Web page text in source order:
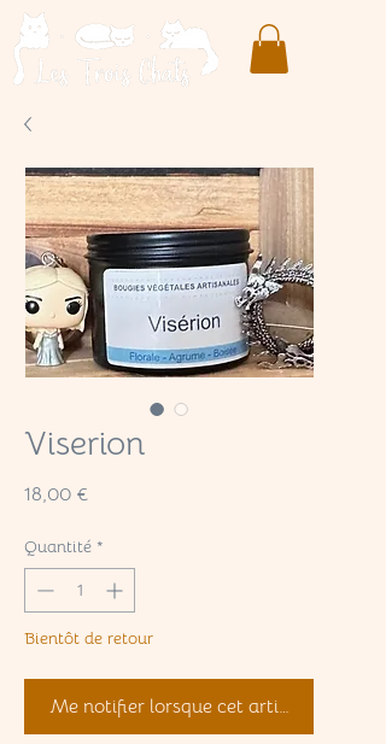
Viserion
18,00 €
Quantité *
Bientôt de retour
Me notifier lorsque cet article est